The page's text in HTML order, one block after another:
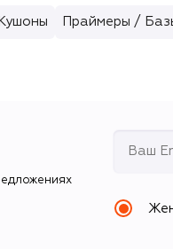
Кушоны Праймеры /